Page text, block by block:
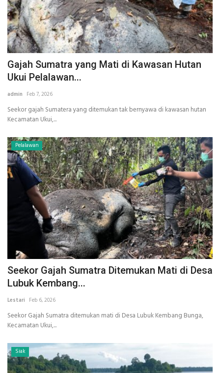
Gajah Sumatra yang Mati di Kawasan Hutan
Ukui Pelalawan...
admin Feb 7, 2026
Seekor gajah Sumatera yang ditemukan tak bernyawa di kawasan hutan
Kecamatan Ukui,...
Pelalawan
Seekor Gajah Sumatra Ditemukan Mati di Desa
Lubuk Kembang...
Lestari Feb 6, 2026
Seekor Gajah Sumatra ditemukan mati di Desa Lubuk Kembang Bunga,
Kecamatan Ukui,...
Siak